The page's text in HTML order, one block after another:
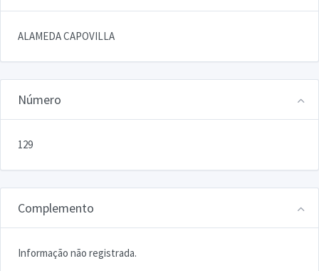
ALAMEDA CAPOVILLA
Número
129
Complemento
Informação não registrada.